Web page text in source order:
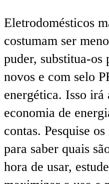
Eletrodomésticos
costumam ser
puder, substitua-os
novos e com selo
energética. Isso
economia de
contas. Pesquise
para saber quais
hora de usar,